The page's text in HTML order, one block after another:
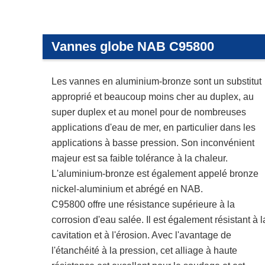
Vannes globe NAB C95800
Les vannes en aluminium-bronze sont un substitut
approprié et beaucoup moins cher au duplex, au
super duplex et au monel pour de nombreuses
applications d'eau de mer, en particulier dans les
applications à basse pression. Son inconvénient
majeur est sa faible tolérance à la chaleur.
L'aluminium-bronze est également appelé bronze
nickel-aluminium et abrégé en NAB.
C95800 offre une résistance supérieure à la
corrosion d'eau salée. Il est également résistant à
cavitation et à l'érosion. Avec l'avantage de
l'étanchéité à la pression, cet alliage à haute